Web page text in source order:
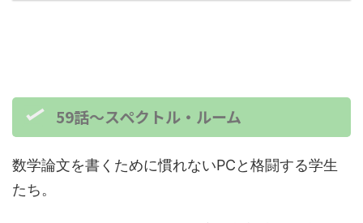
59話～スペクトル・ルーム
数学論文を書くために慣れないPCと格闘する学生
たち。